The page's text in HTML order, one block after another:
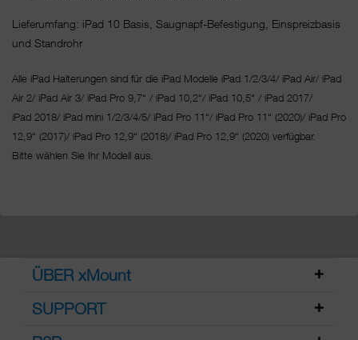
Lieferumfang: iPad 10 Basis, Saugnapf-Befestigung, Einspreizbasis
und Standrohr
Alle iPad Halterungen sind für die iPad Modelle iPad 1/2/3/4/ iPad Air/ iPad
Air 2/ iPad Air 3/ iPad Pro 9,7“ / iPad 10,2“/ iPad 10,5“ / iPad 2017/
iPad 2018/ iPad mini 1/2/3/4/5/ iPad Pro 11“/ iPad Pro 11“ (2020)/ iPad Pro
12,9“ (2017)/ iPad Pro 12,9“ (2018)/ iPad Pro 12,9“ (2020) verfügbar.
Bitte wählen Sie Ihr Modell aus.
ÜBER xMount
SUPPORT